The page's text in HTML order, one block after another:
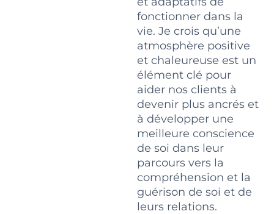
fonctionner dans la
vie. Je crois qu’une
atmosphère positive
et chaleureuse est un
élément clé pour
aider nos clients à
devenir plus ancrés et
à développer une
meilleure conscience
de soi dans leur
parcours vers la
compréhension et la
guérison de soi et de
leurs relations.